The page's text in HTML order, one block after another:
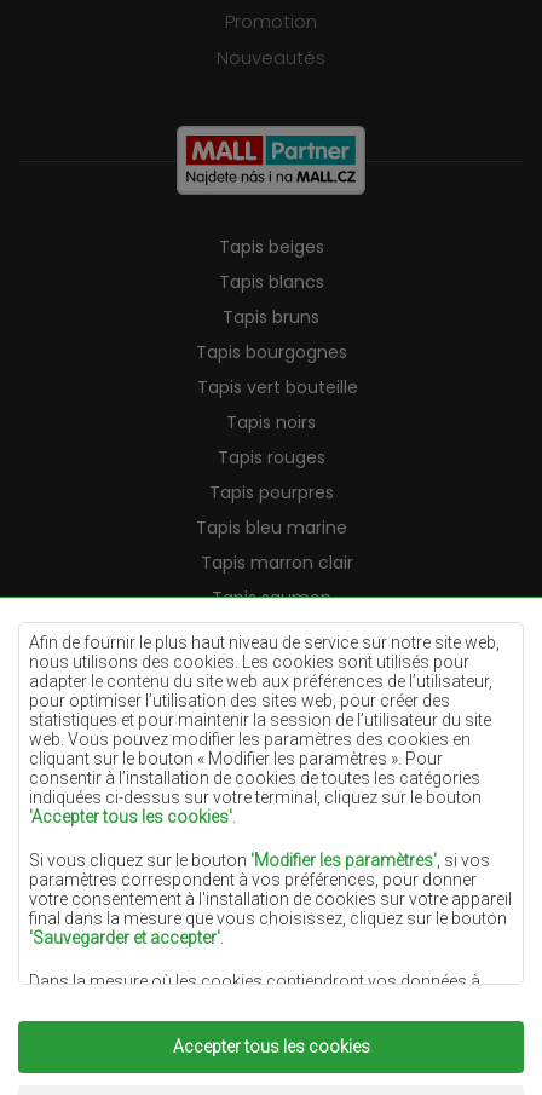
Afin de fournir le plus haut niveau de service sur notre site web,
nous utilisons des cookies. Les cookies sont utilisés pour
adapter le contenu du site web aux préférences de l’utilisateur,
pour optimiser l’utilisation des sites web, pour créer des
statistiques et pour maintenir la session de l’utilisateur du site
web. Vous pouvez modifier les paramètres des cookies en
cliquant sur le bouton « Modifier les paramètres ». Pour
consentir à l’installation de cookies de toutes les catégories
indiquées ci-dessus sur votre terminal, cliquez sur le bouton
'Accepter tous les cookies'
Si vous cliquez sur le bouton 'Modifier les paramètres' , si vos
paramètres correspondent à vos préférences, pour donner
votre consentement à l'installation de cookies sur votre appareil
final dans la mesure que vous choisissez, cliquez sur le bouton
'Sauvegarder et accepter'
Dans la mesure où les cookies contiendront vos données à
du responsable du traitement des données (DYWANYCHEMEX)
ou de tiers sous la forme de la fourniture de services de haute
qualité sur notre site Web et des activités de marketing du
responsable du traitement des données et de ses Partenaires de
Accepter tous les cookies
Promotion
Nouveautés
Tapis beiges
Tapis blancs
Tapis bruns
Tapis bourgognes
Tapis vert bouteille
Tapis noirs
Tapis rouges
Tapis pourpres
Tapis bleu marine
Tapis marron clair
Tapis saumon
Tapis crème
Tapis lilas
Tapis jaunes
Tapis menthe
Tapis bleus
Tapis oranges
Tapis gris
Tapis terre cuite
Tapis dorés